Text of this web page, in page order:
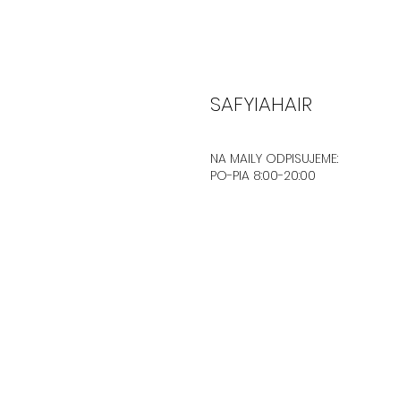
SAFYIAHAIR
NA MAILY ODPISUJEME:
PO-PIA 8:00-20:00